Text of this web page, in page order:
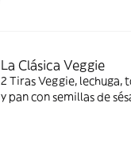
La Clásica Veggie
2 Tiras Veggie, lechuga,
y pan con semillas de